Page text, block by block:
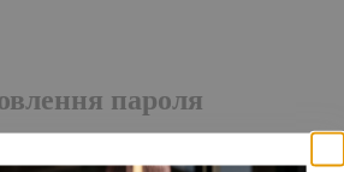
пароля